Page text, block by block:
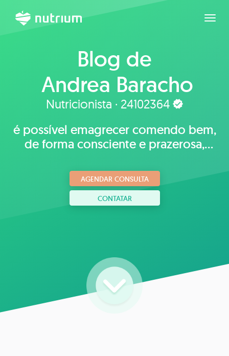
Blog de
Andrea Baracho
Nutricionista · 24102364
é possível emagrecer comendo bem,
de forma consciente e prazerosa,
e afetiva .
AGENDAR CONSULTA
CONTATAR